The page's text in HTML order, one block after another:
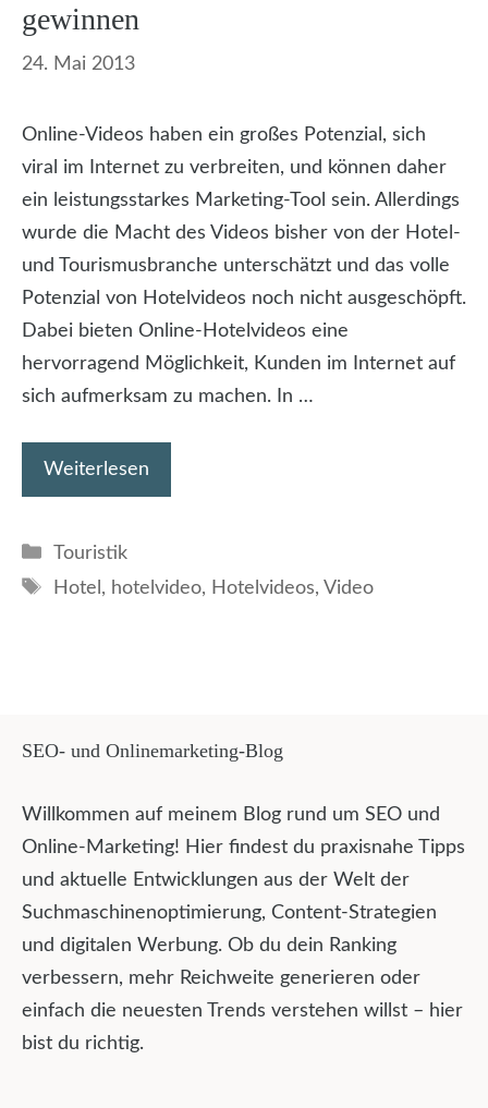
gewinnen
24. Mai 2013
Online-Videos haben ein großes Potenzial, sich
viral im Internet zu verbreiten, und können daher
ein leistungsstarkes Marketing-Tool sein. Allerdings
wurde die Macht des Videos bisher von der Hotel-
und Tourismusbranche unterschätzt und das volle
Potenzial von Hotelvideos noch nicht ausgeschöpft.
Dabei bieten Online-Hotelvideos eine
hervorragend Möglichkeit, Kunden im Internet auf
sich aufmerksam zu machen. In …
Weiterlesen
Kategorien
Touristik
Schlagwörter
Hotel , hotelvideo, Hotelvideos, Video
SEO- und Onlinemarketing-Blog
Willkommen auf meinem Blog rund um SEO und
Online-Marketing! Hier findest du praxisnahe Tipps
und aktuelle Entwicklungen aus der Welt der
Suchmaschinenoptimierung, Content-Strategien
und digitalen Werbung. Ob du dein Ranking
verbessern, mehr Reichweite generieren oder
einfach die neuesten Trends verstehen willst – hier
bist du richtig.